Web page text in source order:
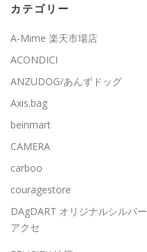
カテゴリー
A-Mime 楽天市場店
ACONDICI
ANZUDOG/あんずドッグ
Axis.bag
beinmart
CAMERA
carboo
couragestore
DAgDART オリジナルシルバー
アクセ